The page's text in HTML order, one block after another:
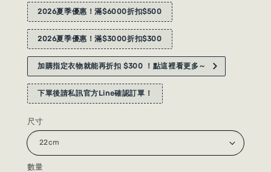
2026夏季優惠！滿$6000折扣$500
2026夏季優惠！滿$3000折扣$300
加購指定衣物就能再折扣 $300 ！點這裡看更多～
下單後請私訊官方Line確認訂單！
尺寸
數量